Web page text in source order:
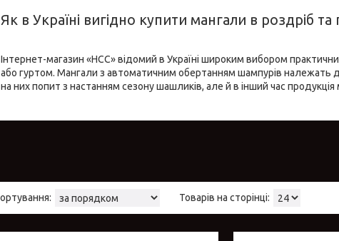
Як в Україні вигідно купити мангали в роздріб та
Інтернет-магазин «НСС» відомий в Україні широким вибором
або гуртом. Мангали з автоматичним обертанням шампурів належать
на них попит з настанням сезону шашликів, але й в інший час продукція